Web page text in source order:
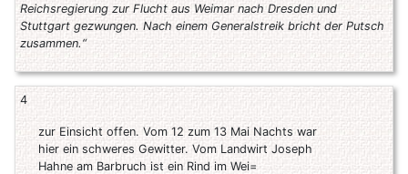
Reichsregierung zur Flucht aus Weimar nach Dresden und
Stuttgart gezwungen. Nach einem Generalstreik bricht der Putsch
zusammen.“
4
zur Einsicht offen. Vom 12 zum 13 Mai Nachts war
hier ein schweres Gewitter. Vom Landwirt Joseph
Hahne am Barbruch ist ein Rind im Wei=